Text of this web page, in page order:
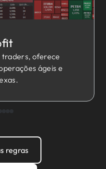
traders, oferece
ágeis e
regras